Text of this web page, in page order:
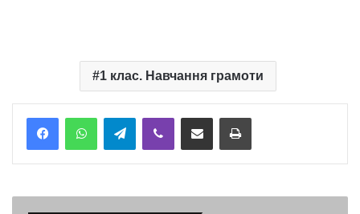
1 клас. Навчання грамоти
TelegramViber Надіслати електронною поштоюНадрукувати